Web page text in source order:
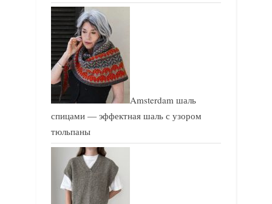
Amsterdam шаль
спицами — эффектная шаль с узором
тюльпаны